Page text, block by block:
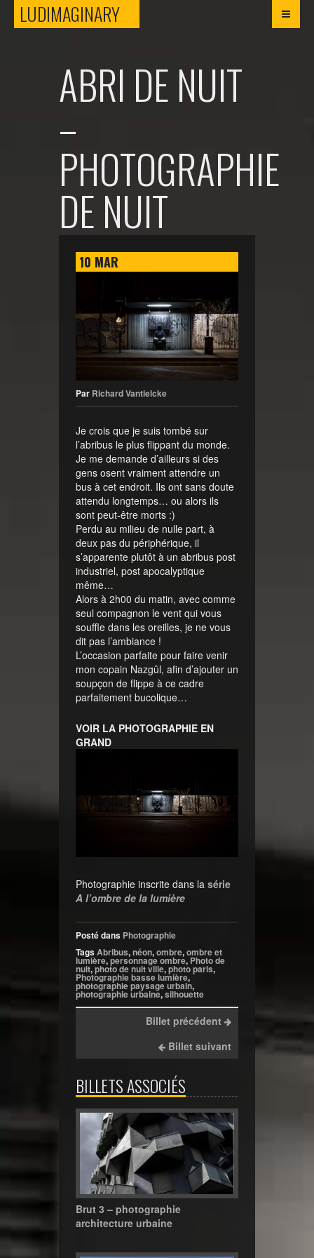
LUDIMAGINARYLUDIMAGINARY
ABRI DE NUIT
–
PHOTOGRAPHIE
DE NUIT
10 MAR
Par Richard Vantielcke
Je crois que je suis tombé sur
l’abribus le plus flippant du monde.
Je me demande d’ailleurs si des
gens osent vraiment attendre un
bus à cet endroit. Ils ont sans doute
attendu longtemps… ou alors ils
sont peut-être morts :)
Perdu au milieu de nulle part, à
deux pas du périphérique, il
s’apparente plutôt à un abribus post
industriel, post apocalyptique
même…
Alors à 2h00 du matin, avec comme
seul compagnon le vent qui vous
souffle dans les oreilles, je ne vous
dit pas l’ambiance !
L’occasion parfaite pour faire venir
mon copain Nazgûl, afin d’ajouter un
soupçon de flippe à ce cadre
parfaitement bucolique…
VOIR LA PHOTOGRAPHIE EN
GRAND
Photographie inscrite dans la série
A l’ombre de la lumière
Posté dans Photographie
TagsAbribus,néon,ombre,ombre et
lumière,personnage ombre, Photo de
nuit,photo de nuit ville,photo paris,
Photographie basse lumière,
photographie paysage urbain,
photographie urbaine,silhouette
Billet précédent
Billet suivant
BILLETS ASSOCIÉS
Brut 3 – photographie
architecture urbaine